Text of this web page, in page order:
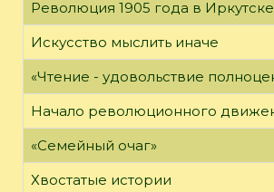
Революция 1905 года в Иркутске
Искусство мыслить иначе
«Чтение - удовольствие
Начало революционного
«Семейный очаг»
Хвостатые истории